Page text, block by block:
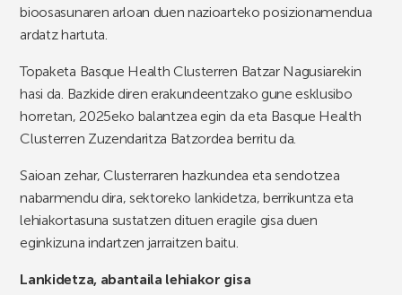
bioosasunaren arloan duen nazioarteko posizionamendua
ardatz hartuta.
Topaketa Basque Health Clusterren Batzar Nagusiarekin
hasi da. Bazkide diren erakundeentzako gune esklusibo
horretan, 2025eko balantzea egin da eta Basque Health
Clusterren Zuzendaritza Batzordea berritu da.
Saioan zehar, Clusterraren hazkundea eta sendotzea
nabarmendu dira, sektoreko lankidetza, berrikuntza eta
lehiakortasuna sustatzen dituen eragile gisa duen
eginkizuna indartzen jarraitzen baitu.
Lankidetza, abantaila lehiakor gisa